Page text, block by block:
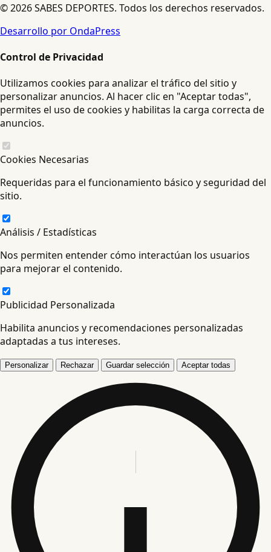
© 2026 SABES DEPORTES. Todos los derechos reservados.
Desarrollo por OndaPress
Control de Privacidad
Utilizamos cookies para analizar el tráfico del sitio y
personalizar anuncios. Al hacer clic en "Aceptar todas",
permites el uso de cookies y habilitas la carga correcta de
anuncios.
Cookies Necesarias
Requeridas para el funcionamiento básico y seguridad del
sitio.
Análisis / Estadísticas
Nos permiten entender cómo interactúan los usuarios
para mejorar el contenido.
Publicidad Personalizada
Habilita anuncios y recomendaciones personalizadas
adaptadas a tus intereses.
Personalizar Rechazar Guardar selección Aceptar todas